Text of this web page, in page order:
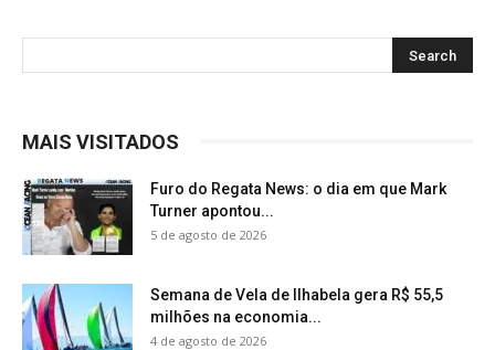
MAIS VISITADOS
Furo do Regata News: o dia em que Mark
Turner apontou...
5 de agosto de 2026
Semana de Vela de Ilhabela gera R$ 55,5
milhões na economia...
4 de agosto de 2026